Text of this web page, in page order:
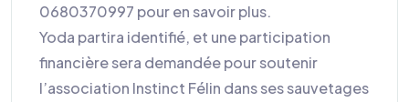
0680370997 pour en savoir plus.
Yoda partira identifié, et une participation
financière sera demandée pour soutenir
l’association Instinct Félin dans ses sauvetages